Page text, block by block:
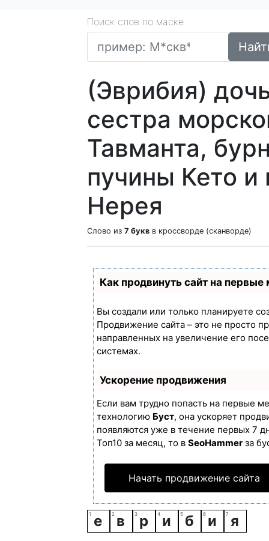
Поиск слов по маске
(Эврибия)
сестра
Тавманта,
пучины Кето и
Нерея
Слово из 7 букв в кроссворде (сканворде)
Как продвинуть сайт на первые
Вы создали или только планируете
Продвижение сайта – это не просто
направленных на увеличение его
системах.
Ускорение продвижения
Если вам трудно попасть на первые
технологию Буст, она ускоряет
появляются уже в течение первых 7
Топ10 за месяц, то в SeoHammer за
Начать продвижение сайта
е в р и б и я